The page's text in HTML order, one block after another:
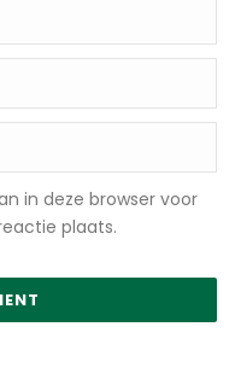
in deze browser voor
plaats.